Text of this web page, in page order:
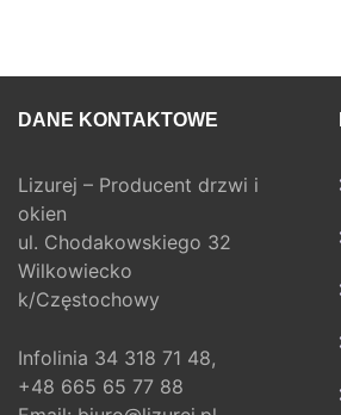
DANE KONTAKTOWE
Lizurej – Producent drzwi i
okien
ul. Chodakowskiego 32
Wilkowiecko
k/Częstochowy
Infolinia 34 318 71 48,
+48 665 65 77 88